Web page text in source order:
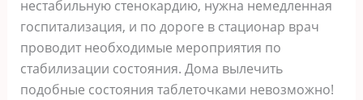
нестабильную стенокардию, нужна немедленная
госпитализация, и по дороге в стационар врач
проводит необходимые мероприятия по
стабилизации состояния. Дома вылечить
подобные состояния таблеточками невозможно!